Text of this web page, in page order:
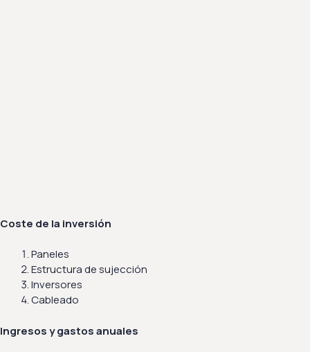
Coste de la inversión
Paneles
Estructura de sujección
Inversores
Cableado
Ingresos y gastos anuales